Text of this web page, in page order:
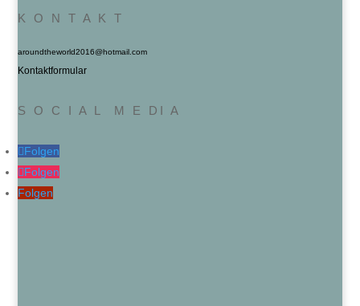
K O N T A K T
aroundtheworld2016@hotmail.com
Kontaktformular
S O C I A L M E DI A
Folgen
Folgen
Folgen